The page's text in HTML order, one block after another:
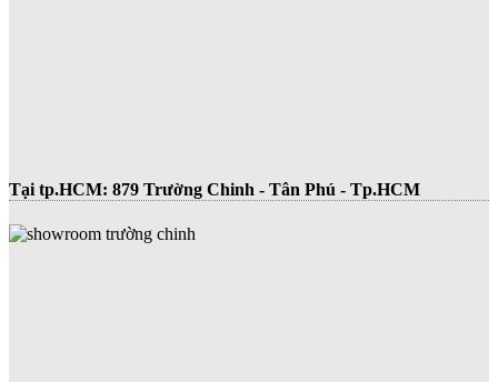
Tại tp.HCM: 879 Trường Chinh - Tân Phú - Tp.HCM